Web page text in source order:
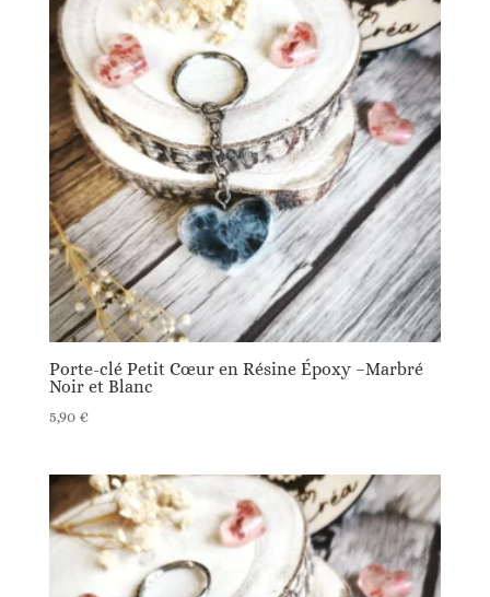
Porte-clé Petit Cœur en Résine Époxy –Marbré
Noir et Blanc
5,90 €